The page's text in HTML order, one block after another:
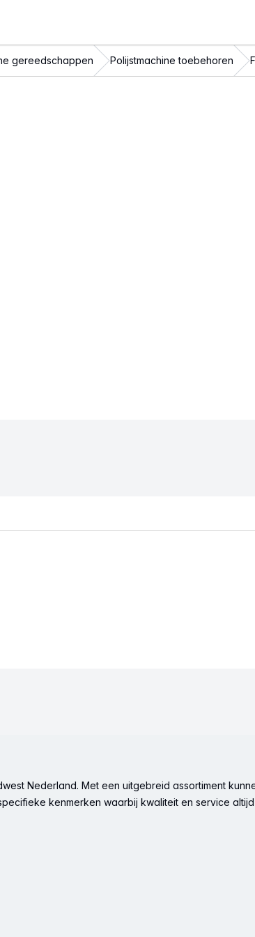
gereedschappen Polijstmachine toebehoren
Nederland. Met een uitgebreid assortiment
kenmerken waarbij kwaliteit en service